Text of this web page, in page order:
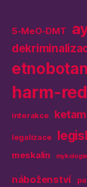
5-MeO-DMT
harm-
interakce
legalizace
meskalin
mykologie
náboženství